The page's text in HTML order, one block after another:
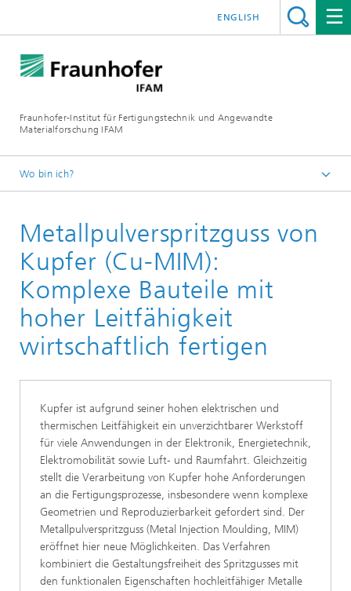
Fraunhofer-Institut für Fertigungstechnik und Angewandte
Materialforschung IFAM
ENGLISH
Wo bin ich?
Technologien
Metallpulverspritzguss von
Kupfer (Cu-MIM):
Komplexe Bauteile mit
hoher Leitfähigkeit
wirtschaftlich fertigen
Kupfer ist aufgrund seiner hohen elektrischen und
thermischen Leitfähigkeit ein unverzichtbarer Werkstoff
für viele Anwendungen in der Elektronik, Energietechnik,
Elektromobilität sowie Luft- und Raumfahrt. Gleichzeitig
stellt die Verarbeitung von Kupfer hohe Anforderungen
an die Fertigungsprozesse, insbesondere wenn komplexe
Geometrien und Reproduzierbarkeit gefordert sind. Der
Metallpulverspritzguss (Metal Injection Moulding, MIM)
eröffnet hier neue Möglichkeiten. Das Verfahren
kombiniert die Gestaltungsfreiheit des Spritzgusses mit
den funktionalen Eigenschaften hochleitfähiger Metalle